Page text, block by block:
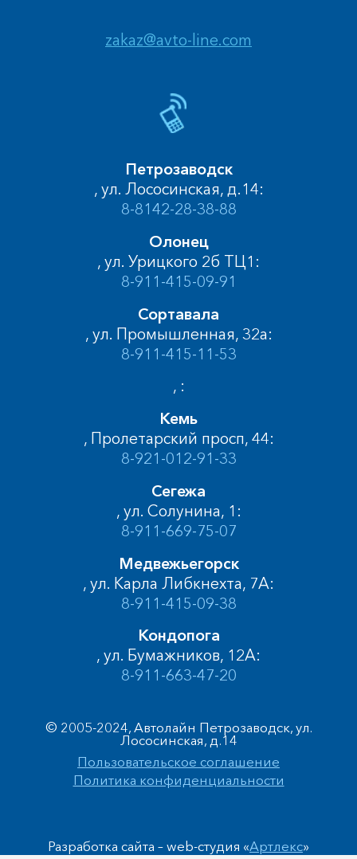
zakaz@avto-line.com
Петрозаводск
, ул. Лососинская, д.14:
8-8142-28-38-88
Олонец
, ул. Урицкого 2б ТЦ1:
8-911-415-09-91
Сортавала
, ул. Промышленная, 32а:
8-911-415-11-53
, :
Кемь
, Пролетарский просп, 44:
8-921-012-91-33
Сегежа
, ул. Солунина, 1:
8-911-669-75-07
Медвежьегорск
, ул. Карла Либкнехта, 7А:
8-911-415-09-38
Кондопога
, ул. Бумажников, 12А:
8-911-663-47-20
© 2005-2024, Автолайн Петрозаводск, ул.
Лососинская, д.14
Пользовательское соглашение
Политика конфиденциальности
Разработка сайта – web-студия «Артлекс»